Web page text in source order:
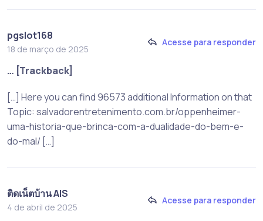
pgslot168
18 de março de 2025
Acesse para responder
… [Trackback]
[…] Here you can find 96573 additional Information on that
Topic: salvadorentretenimento.com.br/oppenheimer-
uma-historia-que-brinca-com-a-dualidade-do-bem-e-
do-mal/ […]
ติดเน็ตบ้าน AIS
4 de abril de 2025
Acesse para responder